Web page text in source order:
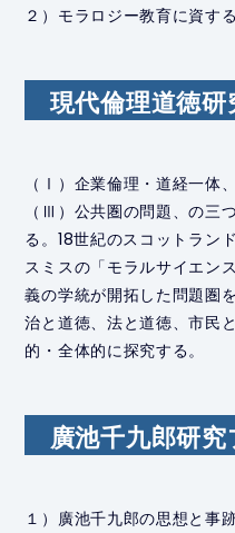
２）モラロジー教育に資す
現代倫理道徳
（Ⅰ）企業倫理・道経一体
（Ⅲ）公共圏の問題、の三
る。18世紀のスコットラン
スミスの「モラルサイエン
義の学統が開拓した問題圏
治と道徳、法と道徳、市民
的・全体的に探究する。
廣池千九郎研
１）廣池千九郎の思想と事